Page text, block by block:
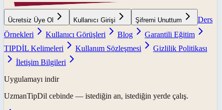
Ücretsiz Üye Ol Kullanıcı Girişi Şifremi Unuttum
Ders
Örnekleri
Kullanıcı Görüşleri Blog
Garantili Eğitim
TIPDİL Kelimeleri
Kullanım Sözleşmesi
Gizlilik Politikası
İletişim Bilgileri
Uygulamayı indir
UzmanTipDil cebinde — istediğin an, istediğin yerde çalış.